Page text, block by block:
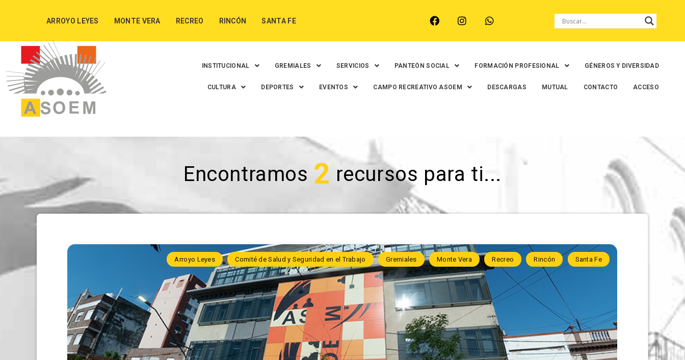
ARROYO LEYES MONTE VERA RECREO RINCÓN SANTA FE
INSTITUCIONAL GREMIALES SERVICIOS PANTEÓN SOCIAL FORMACIÓN PROFESIONAL GÉNEROS Y DIVERSIDAD
CULTURA DEPORTES EVENTOS CAMPO RECREATIVO ASOEM DESCARGAS MUTUAL CONTACTO ACCESO
Encontramos 2 recursos para ti...
Arroyo Leyes Comité de Salud y Seguridad en el Trabajo Gremiales Monte Vera Recreo Rincón Santa Fe